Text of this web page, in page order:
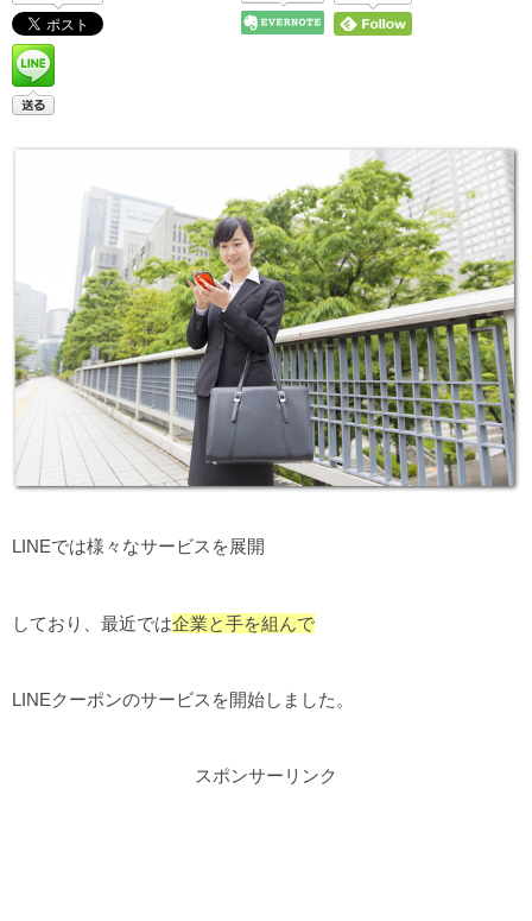
LINEでは様々なサービスを展開
しており、最近では企業と手を組んで
LINEクーポンのサービスを開始しました。
スポンサーリンク